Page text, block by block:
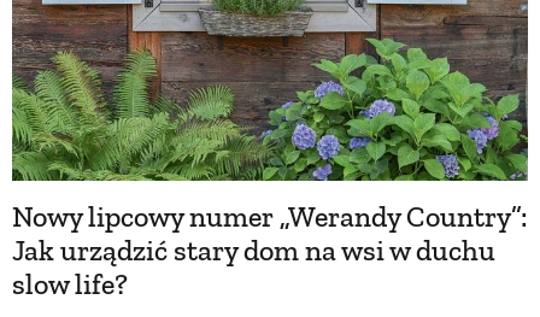
Nowy lipcowy numer „Werandy Country”:
Jak urządzić stary dom na wsi w duchu
slow life?